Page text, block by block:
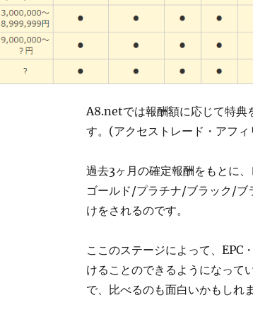
A8.netでは報酬額に応じて特典
す。(アクセストレード・アフ
過去3ヶ月の確定報酬をもとに
ゴールド/プラチナ/ブラック/ブ
けをされるのです。
ここのステージによって、EPC
けることのできるようになって
で、比べるのも面白いかもしれ